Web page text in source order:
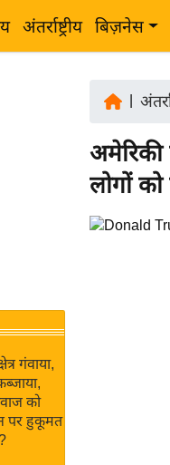
अंतर्राष्ट्रीय बिज़नेस
गंवाया,
को
पर हुकूमत
अमेरिकी
लोगों